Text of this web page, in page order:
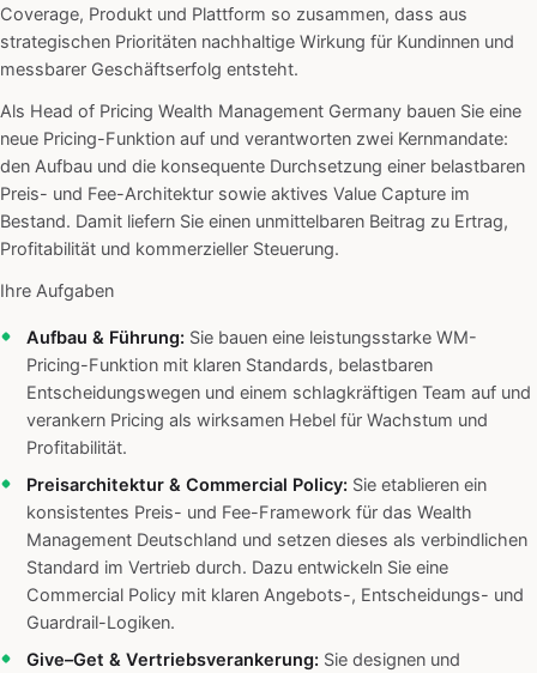
Coverage, Produkt und Plattform so zusammen, dass aus
strategischen Prioritäten nachhaltige Wirkung für Kundinnen und
messbarer Geschäftserfolg entsteht.
Als Head of Pricing Wealth Management Germany bauen Sie eine
neue Pricing-Funktion auf und verantworten zwei Kernmandate:
den Aufbau und die konsequente Durchsetzung einer belastbaren
Preis- und Fee-Architektur sowie aktives Value Capture im
Bestand. Damit liefern Sie einen unmittelbaren Beitrag zu Ertrag,
Profitabilität und kommerzieller Steuerung.
Ihre Aufgaben
Aufbau & Führung: Sie bauen eine leistungsstarke WM-
Pricing-Funktion mit klaren Standards, belastbaren
Entscheidungswegen und einem schlagkräftigen Team auf und
verankern Pricing als wirksamen Hebel für Wachstum und
Profitabilität.
Preisarchitektur & Commercial Policy: Sie etablieren ein
konsistentes Preis- und Fee-Framework für das Wealth
Management Deutschland und setzen dieses als verbindlichen
Standard im Vertrieb durch. Dazu entwickeln Sie eine
Commercial Policy mit klaren Angebots-, Entscheidungs- und
Guardrail-Logiken.
Give–Get & Vertriebsverankerung: Sie designen und